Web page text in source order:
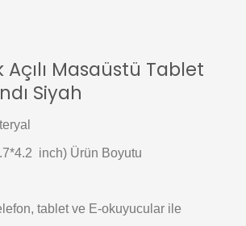
Masaüstü Tablet
Siyah
inch) Ürün Boyutu
tablet ve E-okuyucular ile